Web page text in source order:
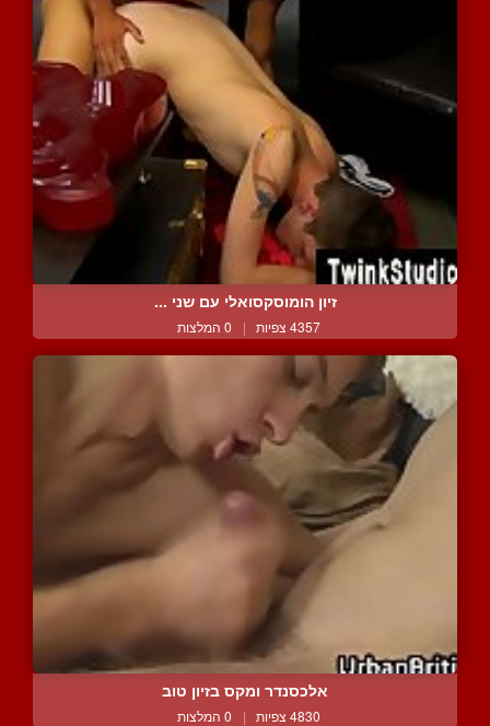
זיון הומוסקסואלי עם שני ...
4357 צפיות | 0 המלצות
אלכסנדר ומקס בזיון טוב
4830 צפיות | 0 המלצות